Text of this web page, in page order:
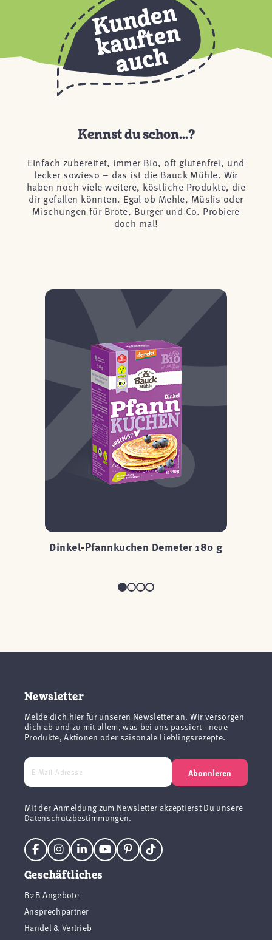
Kennst du schon...?
Einfach zubereitet, immer Bio, oft glutenfrei, und
lecker sowieso – das ist die Bauck Mühle. Wir
haben noch viele weitere, köstliche Produkte, die
dir gefallen könnten. Egal ob Mehle, Müslis oder
Mischungen für Brote, Burger und Co. Probiere
doch mal!
Dinkel-Pfannkuchen Demeter 180 g
Newsletter
Melde dich hier für unseren Newsletter an. Wir versorgen
dich ab und zu mit allem, was bei uns passiert - neue
Produkte, Aktionen oder saisonale Lieblingsrezepte.
Abonnieren
Mit der Anmeldung zum Newsletter akzeptierst Du unsere
Datenschutzbestimmungen.
Geschäftliches
B2B Angebote
Ansprechpartner
Handel & Vertrieb